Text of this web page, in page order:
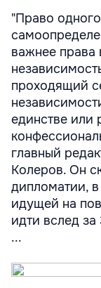
"Право
важнее права
проходящий
единстве или
главный
Колеров. Он
дипломатии,
идущей на
идти вслед
...